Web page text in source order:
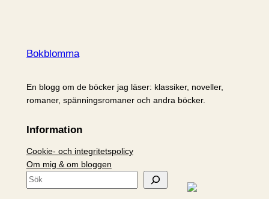
Bokblomma
En blogg om de böcker jag läser: klassiker, noveller,
romaner, spänningsromaner och andra böcker.
Information
Cookie- och integritetspolicy
Om mig & om bloggen
S